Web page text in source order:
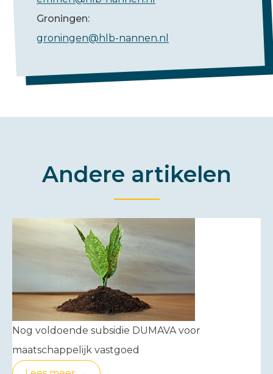
Groningen:
groningen@hlb-nannen.nl
Andere artikelen
Nog voldoende subsidie DUMAVA voor
maatschappelijk vastgoed